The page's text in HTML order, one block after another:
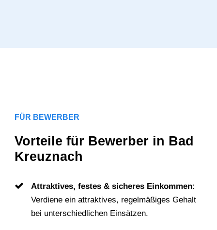
FÜR BEWERBER
Vorteile für Bewerber in Bad
Kreuznach
Attraktives, festes & sicheres Einkommen:
Verdiene ein attraktives, regelmäßiges Gehalt
bei unterschiedlichen Einsätzen.